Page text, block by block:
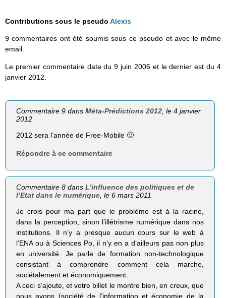
Contributions sous le pseudo Alexis
9 commentaires ont été soumis sous ce pseudo et avec le même
email.
Le premier commentaire date du 9 juin 2006 et le dernier est du 4
janvier 2012.
Commentaire 9 dansMéta-Prédictions 2012, le 4 janvier
2012
2012 sera l’année de Free-Mobile 🙂
Répondre à ce commentaire
Commentaire 8 dansL’influence des politiques et de
l’Etat dans le numérique , le 6 mars 2011
Je crois pour ma part que le problème est à la racine,
dans la perception, sinon l’illétrisme numérique dans nos
institutions. Il n’y a presque aucun cours sur le web à
l’ENA ou à Sciences Po, il n’y en a d’ailleurs pas non plus
en université. Je parle de formation non-technologique
consistant à comprendre comment cela marche,
sociétalement et économiquement.
A ceci s’ajoute, et votre billet le montre bien, en creux, que
nous avons (société de l’information et économie de la